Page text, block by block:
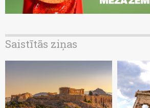
Saistītās ziņas